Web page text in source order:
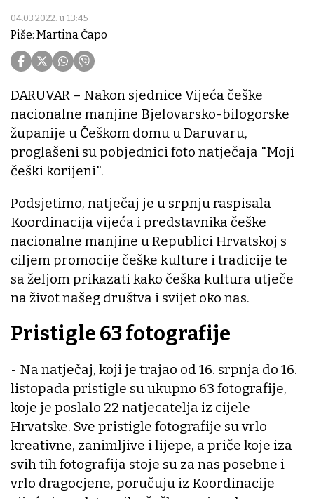
04.03.2022. u 13:45
Piše: Martina Čapo
DARUVAR – Nakon sjednice Vijeća češke
nacionalne manjine Bjelovarsko-bilogorske
županije u Češkom domu u Daruvaru,
proglašeni su pobjednici foto natječaja "Moji
češki korijeni".
Podsjetimo, natječaj je u srpnju raspisala
Koordinacija vijeća i predstavnika češke
nacionalne manjine u Republici Hrvatskoj s
ciljem promocije češke kulture i tradicije te
sa željom prikazati kako češka kultura utječe
na život našeg društva i svijet oko nas.
Pristigle 63 fotografije
- Na natječaj, koji je trajao od 16. srpnja do 16.
listopada pristigle su ukupno 63 fotografije,
koje je poslalo 22 natjecatelja iz cijele
Hrvatske. Sve pristigle fotografije su vrlo
kreativne, zanimljive i lijepe, a priče koje iza
svih tih fotografija stoje su za nas posebne i
vrlo dragocjene, poručuju iz Koordinacije